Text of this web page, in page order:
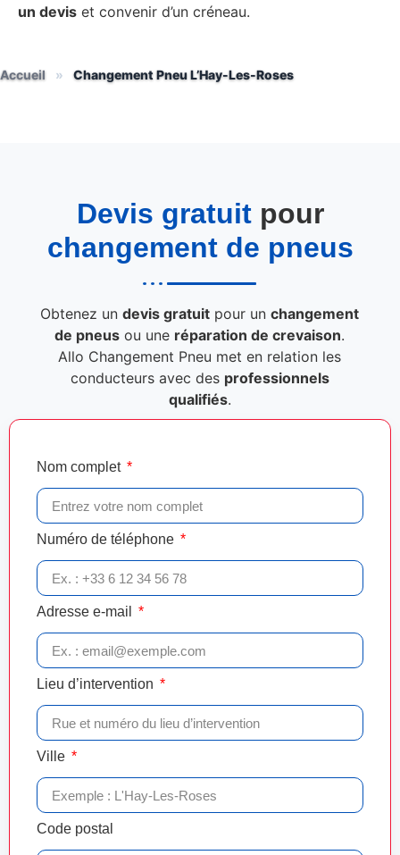
un devis et convenir d’un créneau.
Accueil » Changement Pneu L’Hay-Les-Roses
Devis gratuitpour
changement de pneus
Obtenez undevis gratuit pour unchangement
de pneus ou une réparation de crevaison.
Allo Changement Pneu met en relation les
conducteurs avec des professionnels
qualifiés.
Nom complet
Numéro de téléphone
Adresse e-mail
Lieu d’intervention
Ville
Code postal